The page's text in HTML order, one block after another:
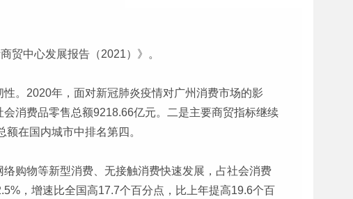
贸中心发展报告（2021）》。
。2020年，面对新冠肺炎疫情对广州消费市场的影
消费品零售总额9218.66亿元。二是主要商贸指标继续
在国内城市中排名第四。
购物等新型消费、无接触消费快速发展，占社会消费
，增速比全国高17.7个百分点，比上年提高19.6个百